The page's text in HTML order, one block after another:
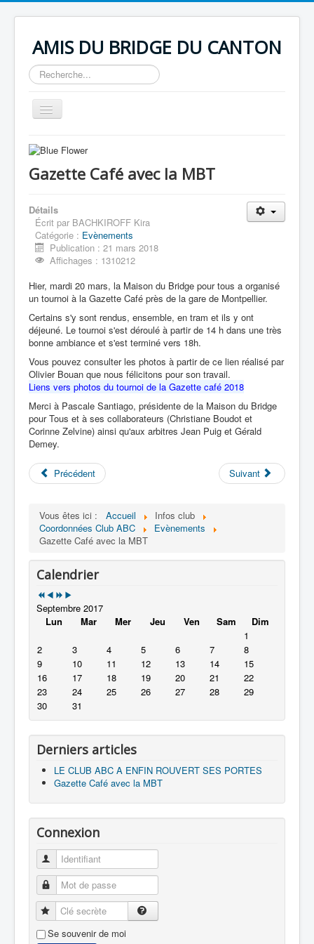
AMIS DU BRIDGE DU CANTON
Rechercher
Basculer
la
Infos club
Bureau 2015-2016
Règlement Intérieur Club ABC
Actualités
Assemblée Générale Extraordinaire du 27 aôut 2015
Deuxième Patton Américain
Castries prépare Noël
Bridge
Enchères
Jeu de la carte
Arbitrage
Les problèmes de Pascale et d'Eileen
Enoncés
Problème n°1
Problème n°2
Problème n°3
Problème n°4
Problème n° 5
Solution n°5
Compétitions
Dates limites inscriptions compétitions 2015-2016
Spectacles
Cinéma
Concerts
Expositions
Exposition couleur du temps
Visite de la faculté de Médecine
Restos
Voyages
Activités Sportives
Randonnées
Arboretum de Vernet les Bains
Lecture
Bricolage
Cuisine
Apéritifs
Salade aux figues
Les cucurbitacées de l'automne
Les légumes d'hiver
La soupe à l'oignon du marathon
Desserts
Gateau au chocolat du 1er Patton
Mardi Gras en Russie
Tarte aux noix de pécan
Vins
forum
Gazette Café avec la MBT
Détails
Écrit par BACHKIROFF Kira
Catégorie : Evènements
Publication : 21 mars 2018
Affichages : 1310212
Hier, mardi 20 mars, la Maison du Bridge pour tous a organisé
un tournoi à la Gazette Café près de la gare de Montpellier.
Certains s'y sont rendus, ensemble, en tram et ils y ont
déjeuné. Le tournoi s'est déroulé à partir de 14 h dans une très
bonne ambiance et s'est terminé vers 18h.
Vous pouvez consulter les photos à partir de ce lien réalisé par
Olivier Bouan que nous félicitons pour son travail.
Liens vers photos du tournoi de la Gazette café 2018
Merci à Pascale Santiago, présidente de la Maison du Bridge
pour Tous et à ses collaborateurs (Christiane Boudot et
Corinne Zelvine) ainsi qu'aux arbitres Jean Puig et Gérald
Demey.
Précédent Suivant
Vous êtes ici : Accueil
Infos club
Coordonnées Club ABC
Evènements
Gazette Café avec la MBT
Calendrier
Septembre 2017
Lun
Mar Mer Jeu Ven Sam
Dim
1
2
3 4 5 6 7
8
9
10 11 12 13 14
15
16
17 18 19 20 21
22
23
24 25 26 27 28
29
30
31
Derniers articles
LE CLUB ABC A ENFIN ROUVERT SES PORTES
Gazette Café avec la MBT
Connexion
Identifiant
Mot de passe
Clé secrète
Se souvenir de moi